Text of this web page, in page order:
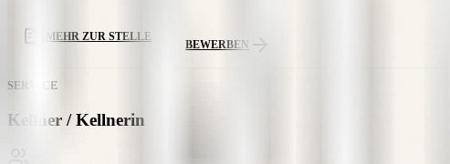
MEHR ZUR STELLE
BEWERBEN
SERVICE
Kellner / Kellnerin